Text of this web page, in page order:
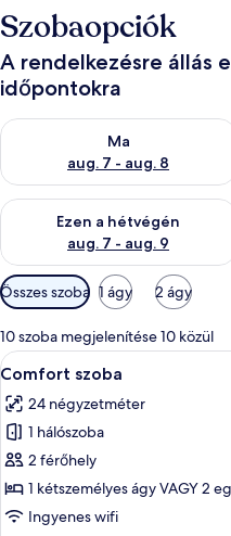
Szobaopciók
A rendelkezésre állás
időpontokra
Ma
aug. 7 - aug. 8
A ma esti rendelkezésre állás
Ezen a hétvégén
aug. 7 - aug. 9
A mostani hétvégi
Szobákhoz
rendelkezésre
álló
szűrők
Összes szoba 1 ágy 2 ágy
10 szoba megjelenítése 10 közül
A
következő
szoba
összes
képének
megtekintése:
Comfort
5
Comfort szoba
24 négyzetméter
1 hálószoba
2 férőhely
1 kétszemélyes ágy VAGY 2
Ingyenes wifi